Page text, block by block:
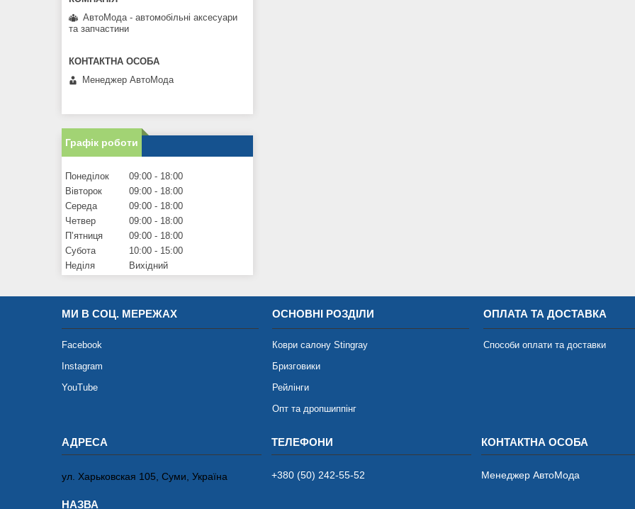
АвтоМода - автомобільні аксесуари
та запчастини
Менеджер АвтоМода
Графік роботи
Понеділок 09:00
18:00
Вівторок
09:00
18:00
Середа
09:00
18:00
Четвер
09:00
18:00
Пʼятниця
09:00
18:00
Субота
10:00
15:00
Неділя
Вихідний
МИ В СОЦ. МЕРЕЖАХ
Facebook
Instagram
YouTube
ОСНОВНІ РОЗДІЛИ
Коври салону Stingray
Бризговики
Рейлінги
Опт та дропшиппінг
ОПЛАТА ТА ДОСТАВКА
Способи оплати та доставки
ул. Харьковская 105, Суми, Україна +380 (50) 242-55-52 Менеджер АвтоМода